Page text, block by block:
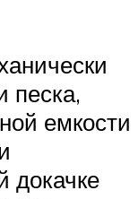
песка,
емкости
докачке